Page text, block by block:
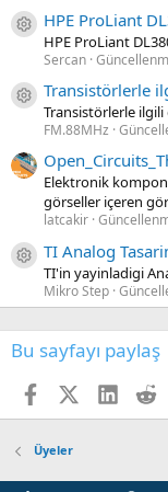
Kaynak ikon/
HPE ProLiant
HPE ProLiant
Sercan
Kaynak ikon/
Transistörlerle
Transistörlerle
FM.88MHz
Elektronik
görseller içeren
latcakir
Kaynak ikon/
TI Analog
TI'in yayinladigi
Mikro Step
Bu sayfayı paylaş
FacebookX (Twitter)
Üyeler